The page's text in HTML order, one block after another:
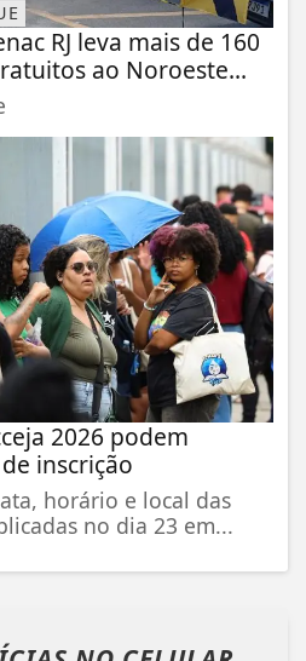
RJ leva mais de 160
ao Noroeste...
2026 podem
inscrição
horário e local das
no dia 23 em...